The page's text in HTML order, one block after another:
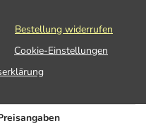
Bestellung widerrufen
Cookie-Einstellungen